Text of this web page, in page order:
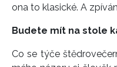
ona to klasické. A
Budete mít na stole
Co se týče